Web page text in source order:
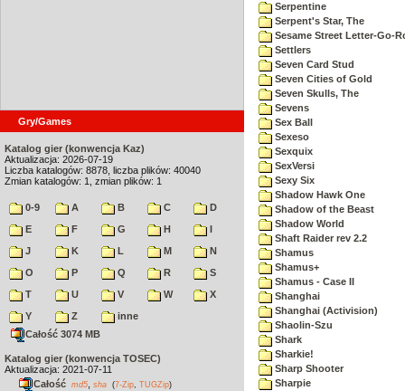
Gry/Games
Katalog gier (konwencja Kaz)
Aktualizacja: 2026-07-19
Liczba katalogów: 8878, liczba plików: 40040
Zmian katalogów: 1, zmian plików: 1
0-9 A B C
D
E
F G H
I
J
K L M
N
O
P Q R
S
T
U V W
X
Y
Z
inne
Całość 3074 MB
Katalog gier (konwencja TOSEC)
Aktualizacja: 2021-07-11
Całość md5 sha (7-Zip TUGZip)
Serpentine
Serpent's Star, The
Sesame Street Letter-Go-
Settlers
Seven Card Stud
Seven Cities of Gold
Seven Skulls, The
Sevens
Sex Ball
Sexeso
Sexquix
SexVersi
Sexy Six
Shadow Hawk One
Shadow of the Beast
Shadow World
Shaft Raider rev 2.2
Shamus
Shamus+
Shamus - Case II
Shanghai
Shanghai (Activision)
Shaolin-Szu
Shark
Sharkie!
Sharp Shooter
Sharpie